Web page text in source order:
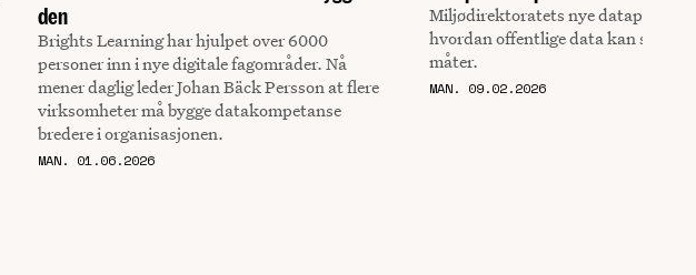
den
Brights Learning har hjulpet over 6000
personer inn i nye digitale fagområder. Nå
mener daglig leder Johan Bäck Persson at flere
virksomheter må bygge datakompetanse
bredere i organisasjonen.
MAN. 01.06.2026
Miljødirektoratets nye
hvordan offentlige data kan skape
måter.
MAN. 09.02.2026